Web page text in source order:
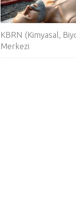
KBRN (Kimyasal,
Merkezi